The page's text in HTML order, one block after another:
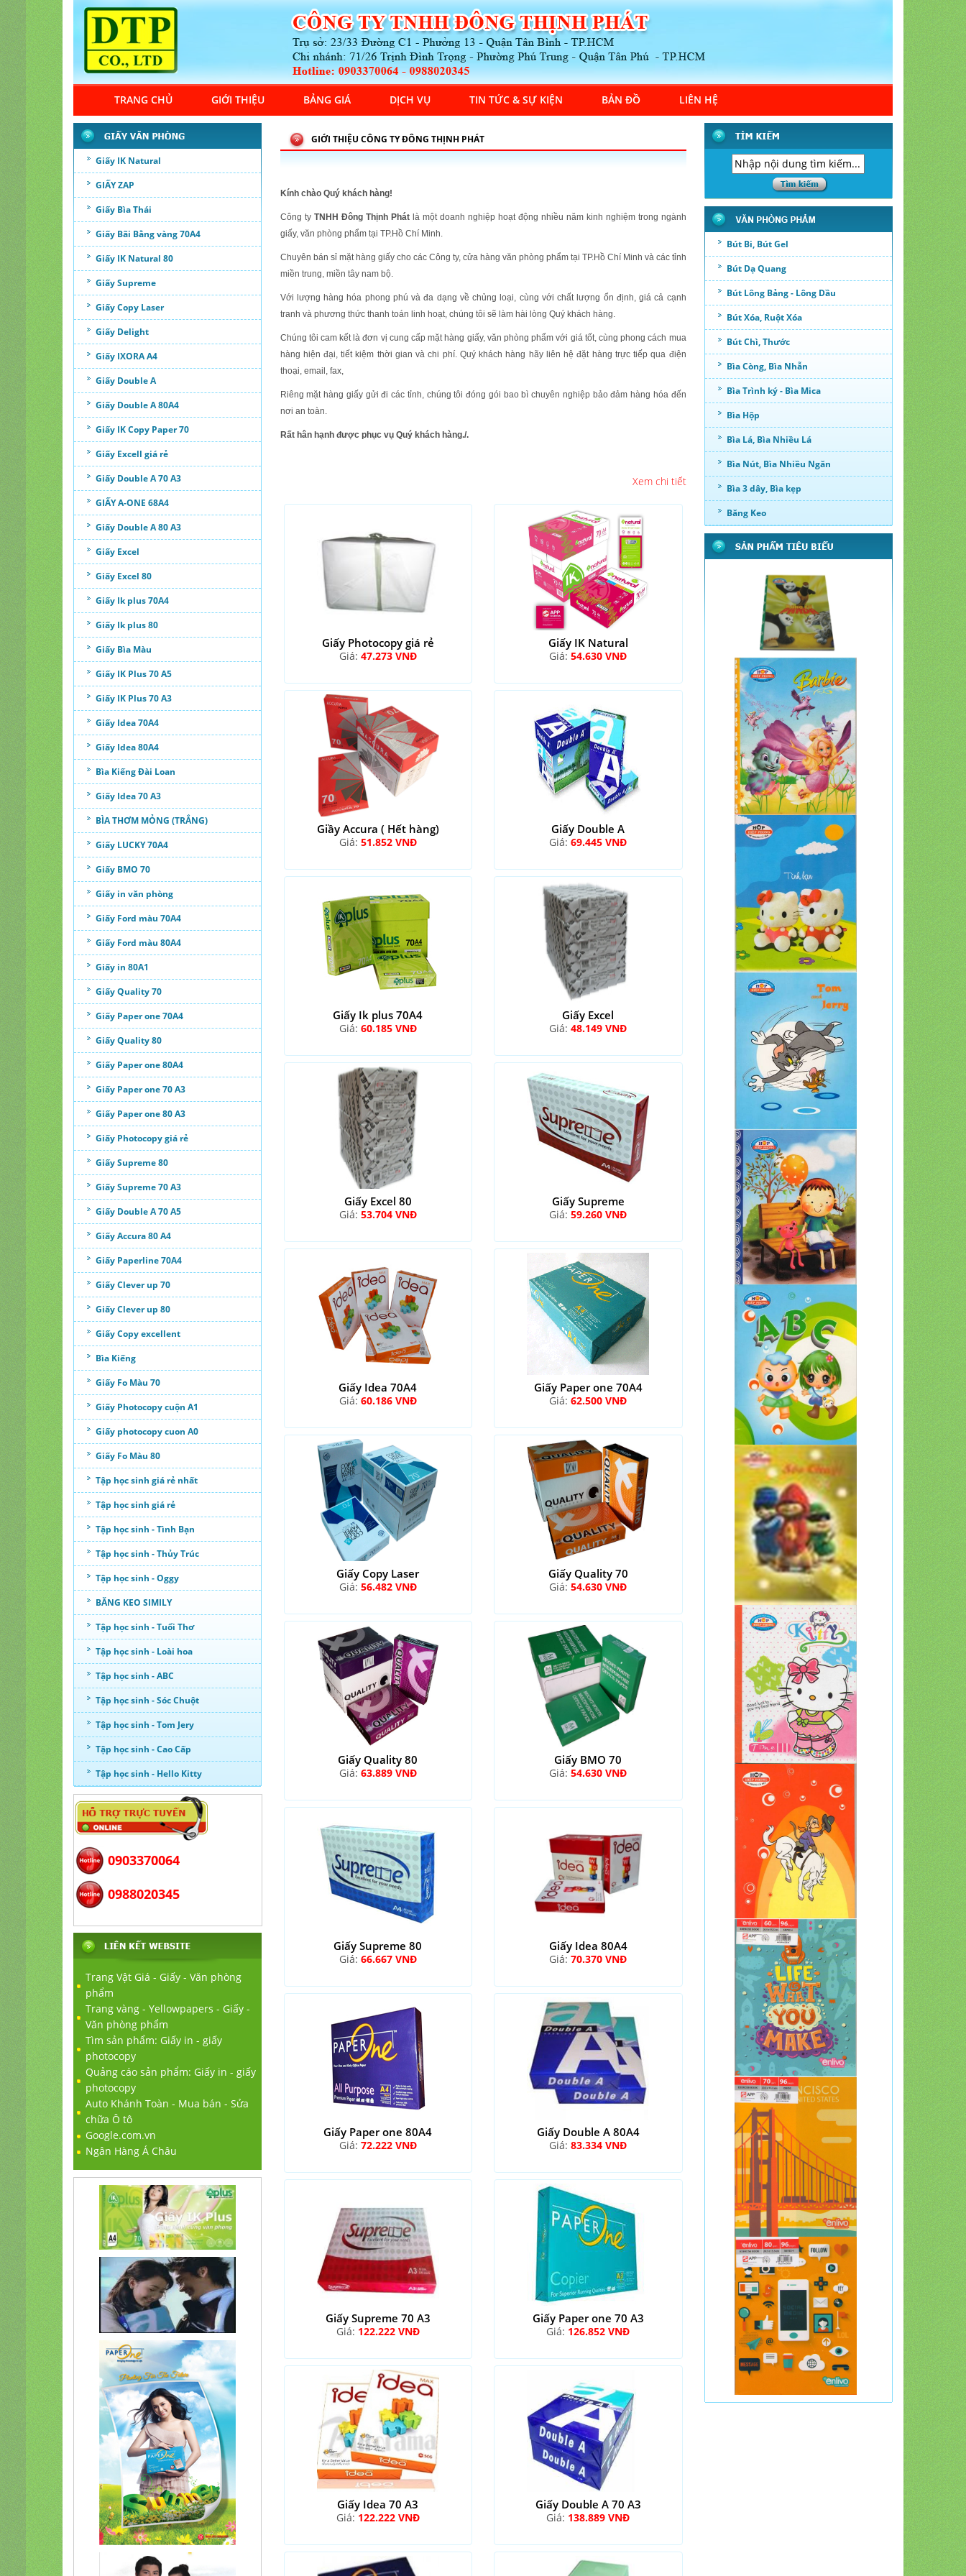
TRANG CHỦ GIỚI THIỆU BẢNG GIÁ DỊCH VỤ TIN TỨC & SỰ KIỆN BẢN ĐỒ LIÊN HỆ
Giấy IK Natural
GIẤY ZAP
Giấy Bìa Thái
Giấy Bãi Bằng vàng 70A4
Giấy IK Natural 80
Giấy Supreme
Giấy Copy Laser
Giấy Delight
Giấy IXORA A4
Giấy Double A
Giấy Double A 80A4
Giấy IK Copy Paper 70
Giấy Excell giá rẻ
Giấy Double A 70 A3
GIẤY A-ONE 68A4
Giấy Double A 80 A3
Giấy Excel
Giấy Excel 80
Giấy Ik plus 70A4
Giấy Ik plus 80
Giấy Bìa Màu
Giấy IK Plus 70 A5
Giấy IK Plus 70 A3
Giấy Idea 70A4
Giấy Idea 80A4
Bìa Kiếng Đài Loan
Giấy Idea 70 A3
BÌA THƠM MỎNG (TRẮNG)
Giấy LUCKY 70A4
Giấy BMO 70
Giấy in văn phòng
Giấy Ford màu 70A4
Giấy Ford màu 80A4
Giấy in 80A1
Giấy Quality 70
Giấy Paper one 70A4
Giấy Quality 80
Giấy Paper one 80A4
Giấy Paper one 70 A3
Giấy Paper one 80 A3
Giấy Photocopy giá rẻ
Giấy Supreme 80
Giấy Supreme 70 A3
Giấy Double A 70 A5
Giấy Accura 80 A4
Giấy Paperline 70A4
Giấy Clever up 70
Giấy Clever up 80
Giấy Copy excellent
Bìa Kiếng
Giấy Fo Màu 70
Giấy Photocopy cuộn A1
Giấy photocopy cuon A0
Giấy Fo Màu 80
Tập học sinh giá rẻ nhất
Tập học sinh giá rẻ
Tập học sinh - Tình Bạn
Tập học sinh - Thủy Trúc
Tập học sinh - Oggy
BĂNG KEO SIMILY
Tập học sinh - Tuổi Thơ
Tập học sinh - Loài hoa
Tập học sinh - ABC
Tập học sinh - Sóc Chuột
Tập học sinh - Tom Jery
Tập học sinh - Cao Cấp
Tập học sinh - Hello Kitty
0903370064
0988020345
Trang Vật Giá - Giấy - Văn phòng
phẩm
Trang vàng - Yellowpapers - Giấy -
Văn phòng phẩm
Tìm sản phẩm: Giấy in - giấy
photocopy
Quảng cáo sản phẩm: Giấy in - giấy
photocopy
Auto Khánh Toàn - Mua bán - Sửa
chữa Ô tô
Google.com.vn
Ngân Hàng Á Châu
GIỚI THIỆU CÔNG TY ĐÔNG THỊNH PHÁT
Kính chào Quý khách hàng!
Công ty TNHH Đông Thịnh Phát là một doanh nghiệp hoạt động nhiều năm kinh nghiệm trong ngành
giấy, văn phòng phẩm tại TP.Hồ Chí Minh.
Chuyên bán sỉ mặt hàng giấy cho các Công ty, cửa hàng văn phòng phẩm tại TP.Hồ Chí Minh và các tỉnh
miền trung, miền tây nam bộ.
Với lượng hàng hóa phong phú và đa dạng về chủng loại, cùng với chất lượng ổn định, giá cả cạnh
tranh và phương thức thanh toán linh hoạt, chúng tôi sẽ làm hài lòng Quý khách hàng.
Chúng tôi cam kết là đơn vị cung cấp mặt hàng giấy, văn phòng phẩm với giá tốt, cùng phong cách mua
hàng hiện đại, tiết kiệm thời gian và chi phí. Quý khách hàng hãy liên hệ đặt hàng trực tiếpqua điện
thoại, email, fax,
Riêng mặt hàng giấy gửi đi các tỉnh, chúng tôi đóng gói bao bì chuyên nghiệp bảo đảm hàng hóa đến
nơi an toàn.
Rất hân hạnh được phục vụ Quý khách hàng./.
Xem chi tiết
Giấy Photocopy giá rẻ
Giá: 47.273 VNĐ
Giấy IK Natural
Giá:54.630 VNĐ
Giầy Accura ( Hết hàng)
Giá: 51.852 VNĐ
Giấy Double A
Giá:69.445 VNĐ
Giấy Ik plus 70A4
Giá: 60.185 VNĐ
Giấy Excel
Giá:48.149 VNĐ
Giấy Excel 80
Giá: 53.704 VNĐ
Giấy Supreme
Giá:59.260 VNĐ
Giấy Idea 70A4
Giá: 60.186 VNĐ
Giấy Paper one 70A4
Giá:62.500 VNĐ
Giấy Copy Laser
Giá: 56.482 VNĐ
Giấy Quality 70
Giá:54.630 VNĐ
Giấy Quality 80
Giá: 63.889 VNĐ
Giấy BMO 70
Giá:54.630 VNĐ
Giấy Supreme 80
Giá: 66.667 VNĐ
Giấy Idea 80A4
Giá:70.370 VNĐ
Giấy Paper one 80A4
Giá: 72.222 VNĐ
Giấy Double A 80A4
Giá:83.334 VNĐ
Giấy Supreme 70 A3
Giá: 122.222 VNĐ
Giấy Paper one 70 A3
Giá: 126.852 VNĐ
Giấy Idea 70 A3
Giá: 122.222 VNĐ
Giấy Double A 70 A3
Giá: 138.889 VNĐ
Bút Bi, Bút Gel
Bút Dạ Quang
Bút Lông Bảng - Lông Dầu
Bút Xóa, Ruột Xóa
Bút Chì, Thước
Bìa Còng, Bìa Nhẫn
Bìa Trình ký - Bìa Mica
Bìa Hộp
Bìa Lá, Bìa Nhiều Lá
Bìa Nút, Bìa Nhiều Ngăn
Bìa 3 dây, Bìa kẹp
Băng Keo